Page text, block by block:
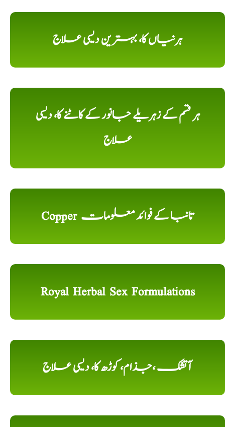
ہرنیاں کا، بہترین دیسی علاج
ہر قسم کے زہریلے جانور کے کاٹنے کا، دیسی
علاج
Copper تانبا کے فوائد معلومات
Royal Herbal Sex Formulations
آتشک ،جذام، کوڑھ کا، دیسی علاج